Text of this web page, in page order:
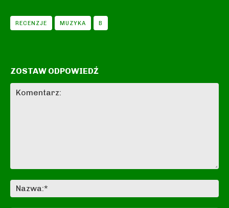
RECENZJE MUZYKA B
ZOSTAW ODPOWIEDŹ